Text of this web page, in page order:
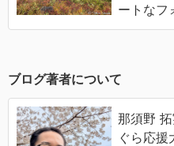
ートなフ
ブログ著者について
那須野
ぐら応援